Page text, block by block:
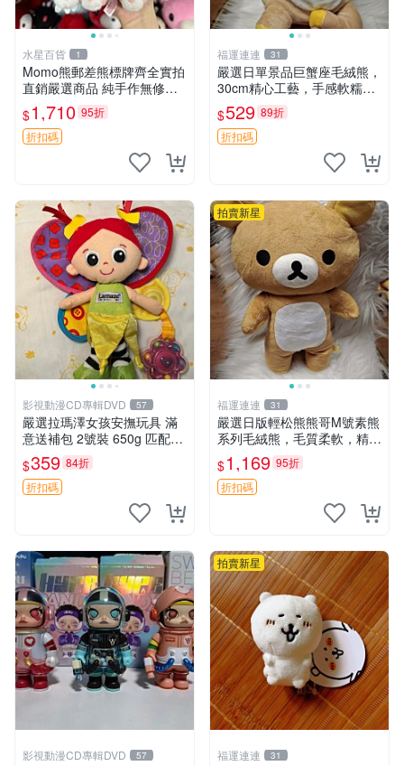
水星百貨 1
Momo熊郵差熊標牌齊全實拍
直銷嚴選商品 純手作無修圖
可收藏 郵差熊 Momo熊 標牌
商品
$1,710 95折
折扣碼
福運連連 31
嚴選日單景品巨蟹座毛絨熊，
30cm精心工藝，手感軟糯推
薦收藏送人 巨蟹座 毛絨玩具
精緻做工
$529 89折
折扣碼
影視動漫CD專輯DVD 57
嚴選拉瑪澤女孩安撫玩具 滿
意送補包 2號裝 650g 匹配嬰
幼童舒壓好伴侶 女孩專用 安
心選擇 安撫玩偶 衝包 玩具
$359 84折
折扣碼
拍賣新星
福運連連 31
嚴選日版輕松熊熊哥M號素熊
系列毛絨熊，毛質柔軟，精緻
可愛，尺寸35cm，保存狀態
優異。收藏或贈送皆為佳選。
中古 毛絨熊 毛玩偶
$1,169 95折
折扣碼
影視動漫CD專輯DVD 57
拍賣新星
福運連連 31